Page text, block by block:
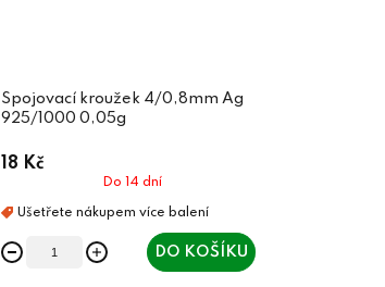
Spojovací kroužek 4/0,8mm Ag
925/1000 0,05g
18 Kč
Do 14 dní
DO KOŠÍKU